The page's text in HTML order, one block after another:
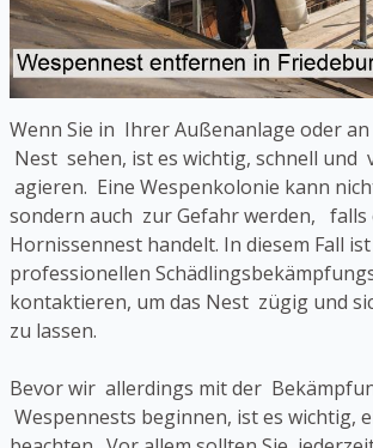
Wenn Sie in Ihrer Außenanlage oder
Nest sehen, ist es wichtig, schnell und
agieren. Eine Wespenkolonie kann
sondern auch zur Gefahr werden, falls
Hornissennest handelt. In diesem Fall
professionellen
kontaktieren, um das Nest zügig und
zu lassen.
Bevor wir allerdings mit der
Wespennests beginnen, ist es wichtig,